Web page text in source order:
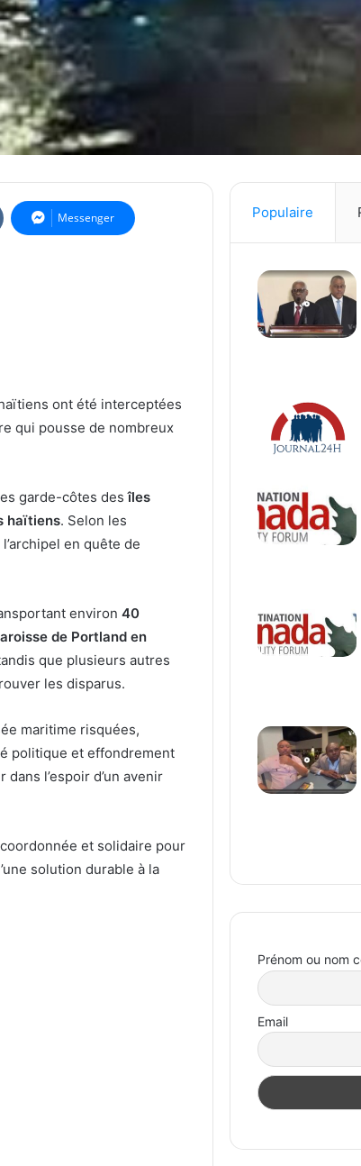
Messenger
ont été interceptées
qui pousse de nombreux
garde-côtes desîles
haïtiens. Selon les
en quête de
environ 40
de Portland en
que plusieurs autres
les disparus.
maritime risquées,
politique et effondrement
l’espoir d’un avenir
et solidaire pour
solution durable à la
Populaire
Prénom ou nom
Email